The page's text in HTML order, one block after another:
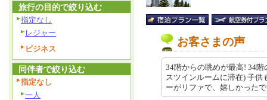
お客さまの声
34階からの眺めが最高! 34
スツインルームに滞在) 子
ーがリファで、嬉しかった
旅行の目的で絞り込む
指定なし
レジャー
ビジネス
同伴者で絞り込む
指定なし
一人